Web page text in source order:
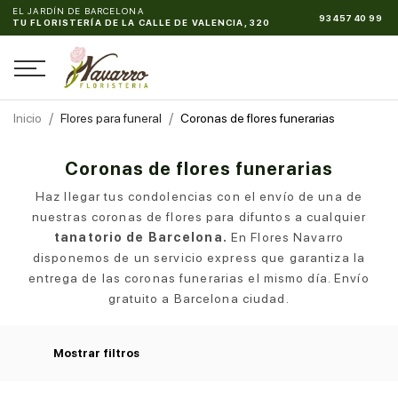
EL JARDÍN DE BARCELONA
TU FLORISTERÍA DE LA CALLE DE VALENCIA, 320
93 457 40 99
Inicio Flores para funeral Coronas de flores funerarias
Coronas de flores funerarias
Haz llegar tus condolencias con el envío de una de
nuestras coronas de flores para difuntos a cualquier
tanatorio de Barcelona. En Flores Navarro
disponemos de un servicio express que garantiza la
entrega de las coronas funerarias el mismo día. Envío
gratuito a Barcelona ciudad.
Mostrar filtros